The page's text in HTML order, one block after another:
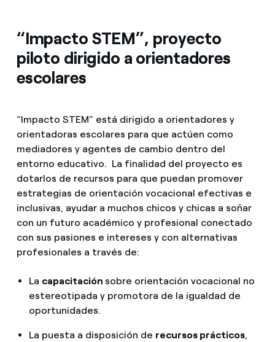
“Impacto STEM”, proyecto
piloto dirigido a orientadores
escolares
“Impacto STEM” está dirigido a orientadores y
orientadoras escolares para que actúen como
mediadores y agentes de cambio dentro del
entorno educativo. La finalidad del proyecto es
dotarlos de recursos para que puedan promover
estrategias de orientación vocacional efectivas e
inclusivas, ayudar a muchos chicos y chicas a soñar
con un futuro académico y profesional conectado
con sus pasiones e intereses y con alternativas
profesionales a través de:
La capacitación sobre orientación vocacional no
estereotipada y promotora de la igualdad de
oportunidades.
La puesta a disposición de recursos prácticos,